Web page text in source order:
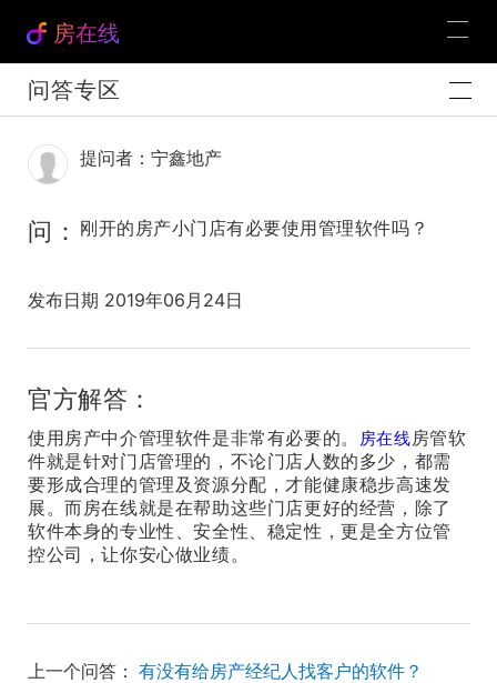
房在线
问答专区
提问者：宁鑫地产
问： 刚开的房产小门店有必要使用管理软件吗？
发布日期 2019年06月24日
官方解答：
使用房产中介管理软件是非常有必要的。 房在线房管软
件就是针对门店管理的，不论门店人数的多少，都需
要形成合理的管理及资源分配，才能健康稳步高速发
展。而房在线就是在帮助这些门店更好的经营，除了
软件本身的专业性、安全性、稳定性，更是全方位管
控公司，让你安心做业绩。
上一个问答： 有没有给房产经纪人找客户的软件？